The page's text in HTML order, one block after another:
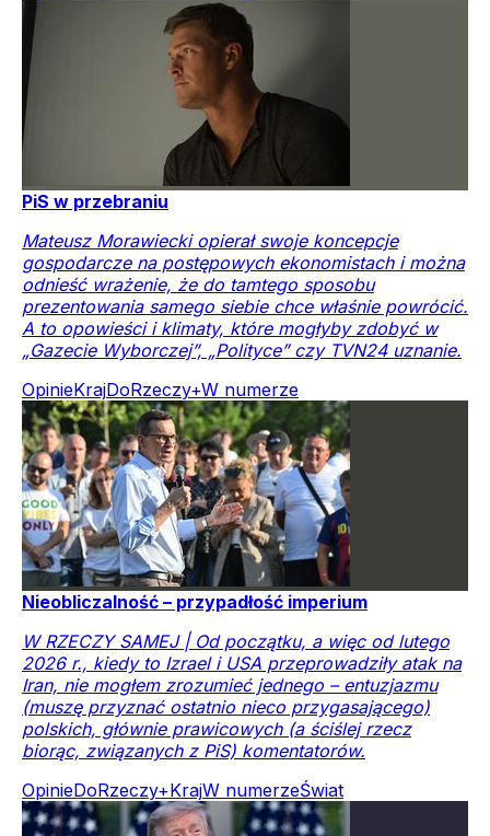
PiS w przebraniu
Mateusz Morawiecki opierał swoje koncepcje
gospodarcze na postępowych ekonomistach i można
odnieść wrażenie, że do tamtego sposobu
prezentowania samego siebie chce właśnie powrócić.
A to opowieści i klimaty, które mogłyby zdobyć w
„Gazecie Wyborczej”, „Polityce” czy TVN24 uznanie.
OpinieKrajDoRzeczy+W numerze
Nieobliczalność – przypadłość imperium
W RZECZY SAMEJ | Od początku, a więc od lutego
2026 r., kiedy to Izrael i USA przeprowadziły atak na
Iran, nie mogłem zrozumieć jednego – entuzjazmu
(muszę przyznać ostatnio nieco przygasającego)
polskich, głównie prawicowych (a ściślej rzecz
biorąc, związanych z PiS) komentatorów.
OpinieDoRzeczy+KrajW numerzeŚwiat